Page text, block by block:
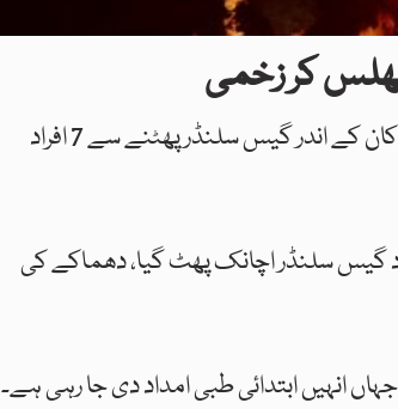
بالاکوٹ: تھانہ کاغان کی حدود میں واقع علاقے پھاگل میں ایک دکان کے اندر گیس سلنڈر پھٹنے سے 7 افراد
گیس سلنڈر اچانک پھٹ گیا، دھماکے کی
انہیں ابتدائی طبی امداد دی جا رہی ہے۔